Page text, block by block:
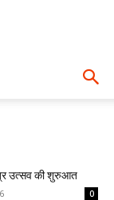
उत्सव की शुरुआत
0